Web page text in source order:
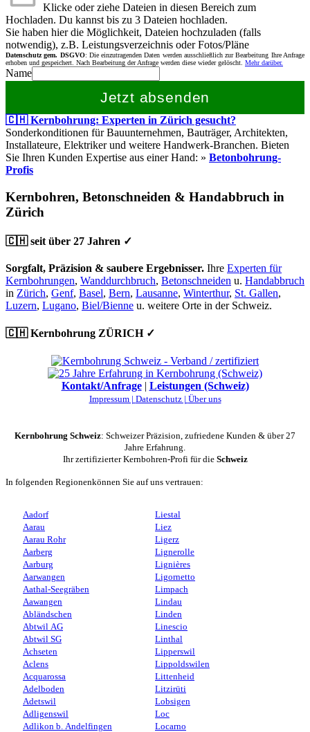
Klicke oder ziehe Dateien in diesen Bereich zum
Hochladen. Du kannst bis zu 3 Dateien hochladen.
Sie haben hier die Möglichkeit, Dateien hochzuladen (falls
notwendig), z.B. Leistungsverzeichnis oder Fotos/Pläne
Datenschutz gem. DSGVO: Die einzutragenden Daten werden ausschließlich zur Bearbeitung Ihre Anfrage
erhoben und gespeichert. Nach Bearbeitung der Anfrage werden diese wieder gelöscht. Mehr darüber.
Name
Jetzt absenden
🇨🇭 Kernbohrung: Experten in Zürich gesucht?
Sonderkonditionen für Bauunternehmen, Bauträger, Architekten,
Installateure, Elektriker und weitere Handwerk-Branchen. Bieten
Sie Ihren Kunden Expertise aus einer Hand: » Betonbohrung-
Profis
Kernbohren, Betonschneiden & Handabbruch in
Zürich
🇨🇭 seit über 27 Jahren ✓
Sorgfalt, Präzision & saubere Ergebnisser. Ihre Experten für
Kernbohrungen, Wanddurchbruch, Betonschneiden u. Handabbruch
in Zürich, Genf, Basel, Bern, Lausanne, Winterthur, St. Gallen,
Luzern, Lugano, Biel/Bienne u. weitere Orte in der Schweiz.
🇨🇭 Kernbohrung ZÜRICH ✓
Kontakt/Anfrage| Leistungen (Schweiz)
Impressum | Datenschutz | Über uns
Kernbohrung Schweiz: Schweizer Präzision, zufriedene Kunden & über 27
Jahre Erfahrung.
Ihr zertifizierter Kernbohren-Profi für die Schweiz
In folgenden Regionenkönnen Sie auf uns vertrauen:
Aadorf
Aarau
Aarau Rohr
Aarberg
Aarburg
Aarwangen
Aathal-Seegräben
Aawangen
Abländschen
Abtwil AG
Abtwil SG
Achseten
Aclens
Acquarossa
Adelboden
Adetswil
Adligenswil
Adlikon b. Andelfingen
Liestal
Liez
Ligerz
Lignerolle
Lignières
Ligornetto
Limpach
Lindau
Linden
Linescio
Linthal
Lipperswil
Lippoldswilen
Littenheid
Litzirüti
Lobsigen
Loc
Locarno